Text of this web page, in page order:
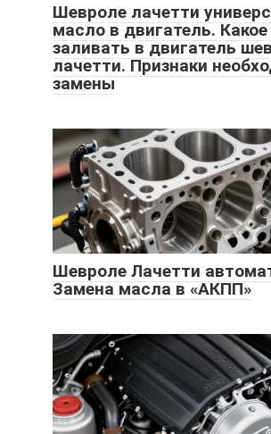
Шевроле лачетти
масло в двигатель.
заливать в двигатель
лачетти. Признаки
замены
Шевроле Лачетти
Замена масла в «АКПП»